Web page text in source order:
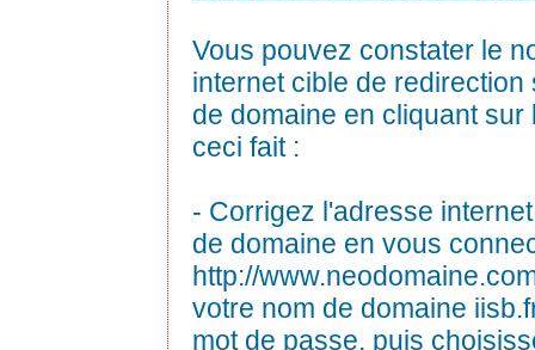
Vous pouvez constater le
internet cible de
de domaine en cliquant
ceci fait :
- Corrigez l'adresse
de domaine en vous
http://
votre nom de domaine
mot de passe, puis